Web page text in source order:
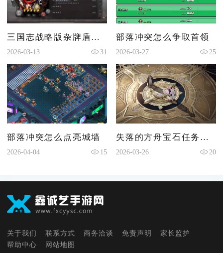
三国志战略版杂牌盾怎么配
2026-03-13 31
部落冲突怎么争取首领
2026-03-27 25
部落冲突怎么点亮城墙
2026-04-04 15
失落的方舟宝石任务在哪接
2026-03-26 20
关于我们 联系方式 商务洽谈 免责声明
家长监护
帮助中心
网站地图